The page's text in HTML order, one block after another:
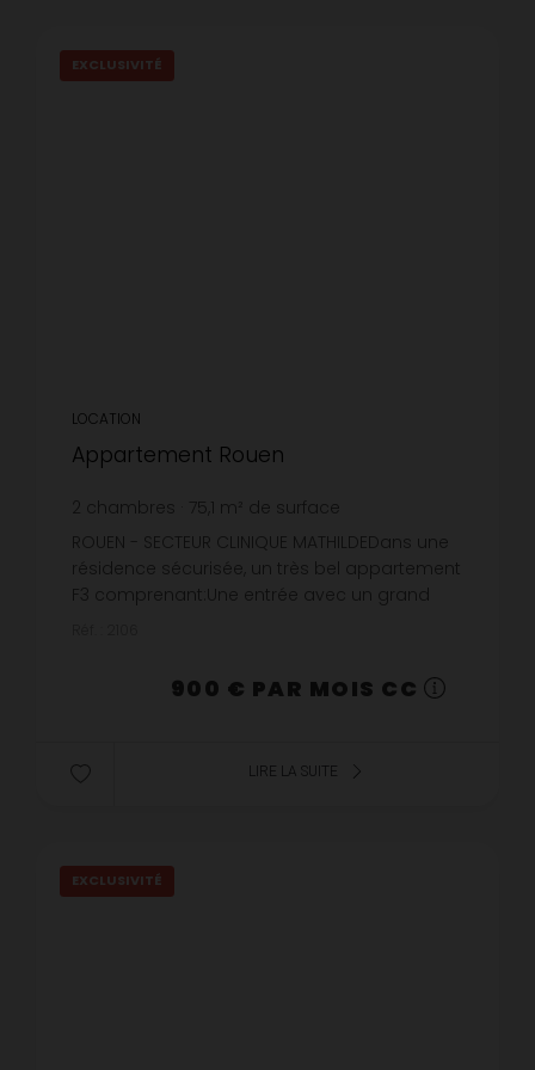
EXCLUSIVITÉ
LOCATION
Appartement Rouen
2 chambres 75,1 m² de surface
11,98 € prix / m²
ROUEN - SECTEUR CLINIQUE MATHILDEDans une
résidence sécurisée, un très bel appartement
F3 comprenant:Une entrée avec un grand
900 € PAR MOIS CC
LIRE LA SUITE
EXCLUSIVITÉ